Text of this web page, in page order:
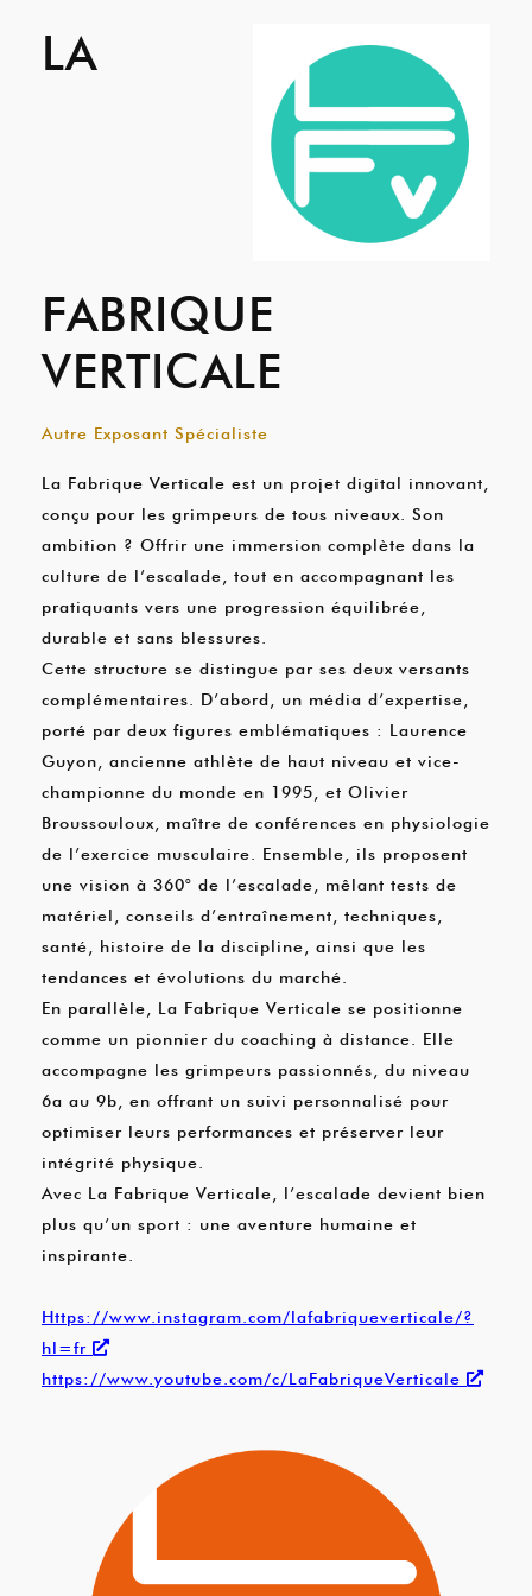
LA
FABRIQUE
VERTICALE
Autre Exposant Spécialiste
La Fabrique Verticale est un projet digital innovant,
conçu pour les grimpeurs de tous niveaux. Son
ambition ? Offrir une immersion complète dans la
culture de l’escalade, tout en accompagnant les
pratiquants vers une progression équilibrée,
durable et sans blessures.
Cette structure se distingue par ses deux versants
complémentaires. D’abord, un média d’expertise,
porté par deux figures emblématiques : Laurence
Guyon, ancienne athlète de haut niveau et vice-
championne du monde en 1995, et Olivier
Broussouloux, maître de conférences en physiologie
de l’exercice musculaire. Ensemble, ils proposent
une vision à 360° de l’escalade, mêlant tests de
matériel, conseils d’entraînement, techniques,
santé, histoire de la discipline, ainsi que les
tendances et évolutions du marché.
En parallèle, La Fabrique Verticale se positionne
comme un pionnier du coaching à distance. Elle
accompagne les grimpeurs passionnés, du niveau
6a au 9b, en offrant un suivi personnalisé pour
optimiser leurs performances et préserver leur
intégrité physique.
Avec La Fabrique Verticale, l’escalade devient bien
plus qu’un sport : une aventure humaine et
inspirante.
Https://www.instagram.com/lafabriqueverticale/?
hl=fr
https://www.youtube.com/c/LaFabriqueVerticale